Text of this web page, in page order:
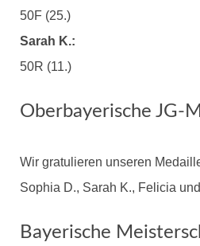
50F (25.)
Sarah K.:
50R (11.)
Oberbayerische JG-
Wir gratulieren unseren
Sophia D., Sarah K., Felicia
Bayerische